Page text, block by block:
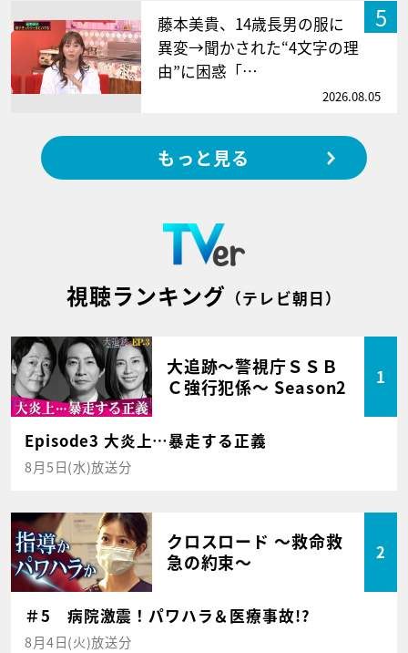
5
藤本美貴、14歳長男の服に
異変→聞かされた“4文字の理
由”に困惑「…
2026.08.05
もっと見る
視聴ランキング （テレビ朝日）
大追跡～警視庁ＳＳＢ
Ｃ強行犯係～ Season2
1
Episode3 大炎上…暴走する正義
8月5日(水)放送分
クロスロード ～救命救
急の約束～
2
＃5 病院激震！パワハラ＆医療事故!?
8月4日(火)放送分